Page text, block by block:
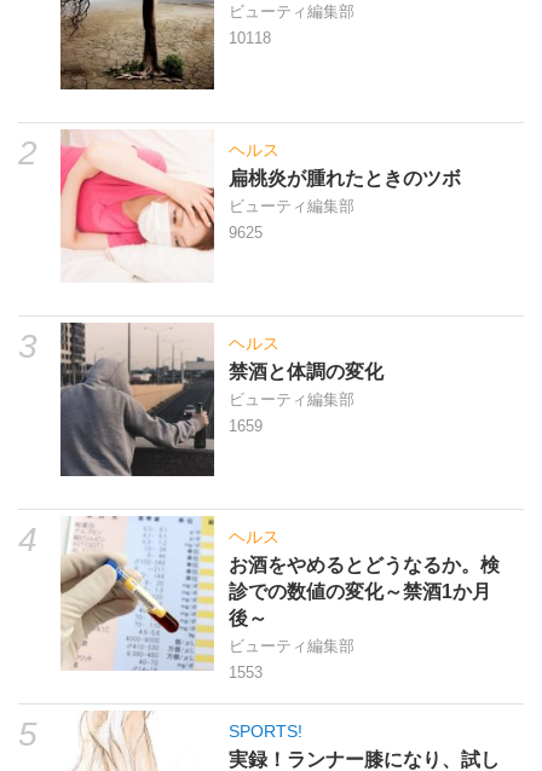
ビューティ編集部
10118
2 ヘルス
扁桃炎が腫れたときのツボ
ビューティ編集部
9625
3 ヘルス
禁酒と体調の変化
ビューティ編集部
1659
4 ヘルス
お酒をやめるとどうなるか。検
診での数値の変化～禁酒1か月
後～
ビューティ編集部
1553
5 SPORTS!
実録！ランナー膝になり、試し